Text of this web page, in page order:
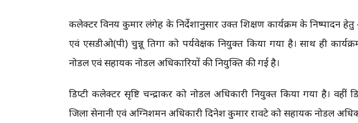
कलेक्टर विनय कुमार लंगेह के निर्देशानुसार उक्त प्रशिक्षण कार्यक्रम के निष्पादन
एवं एसडीओ(पी) चुन्नू तिगा को पर्यवेक्षक नियुक्त किया गया है। साथ ही
नोडल एवं सहायक नोडल अधिकारियों की नियुक्ति की गई है।
डिप्टी कलेक्टर सृष्टि चन्द्राकर को नोडल अधिकारी नियुक्त किया गया है। वहीं
जिला सेनानी एवं अग्निशमन अधिकारी दिनेश कुमार रावटे को सहायक नोडल